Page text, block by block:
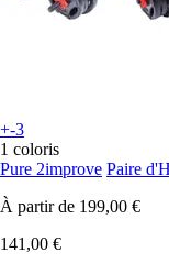
+-3
1 coloris
Pure 2improve Paire
À partir de 199,00 €
141,00 €